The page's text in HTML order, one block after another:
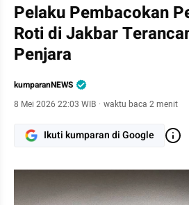
Pelaku Pembacokan
Roti di Jakbar
Penjara
kumparanNEWS
8 Mei 2026 22:03 WIB · waktu baca 2 menit
Ikuti kumparan di Google